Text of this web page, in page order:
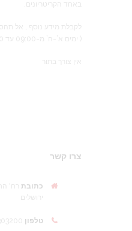
באחד הקריטריונים.
( ימים א’-ה’ מ-09:00 עד 18:00)
אין צורך בתור
צרו קשר
כתובת רח'
ירושלים
טלפון